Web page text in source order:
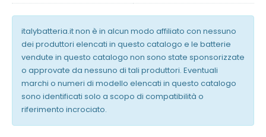
italybatteria.it non è in alcun modo affiliato con nessuno
dei produttori elencati in questo catalogo e le batterie
vendute in questo catalogo non sono state sponsorizzate
o approvate da nessuno di tali produttori. Eventuali
marchi o numeri di modello elencati in questo catalogo
sono identificati solo a scopo di compatibilità o
riferimento incrociato.